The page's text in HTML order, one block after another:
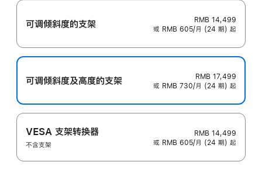
可调倾斜度的支架
RMB 14,499
或 RMB 605/月 (24 期) 起
可调倾斜度及高‍度的支‍架
RMB 17,499
或 RMB 730/月 (24 期) 起
VESA 支架转换器
不含支架
RMB 14,499
或 RMB 605/月 (24 期) 起